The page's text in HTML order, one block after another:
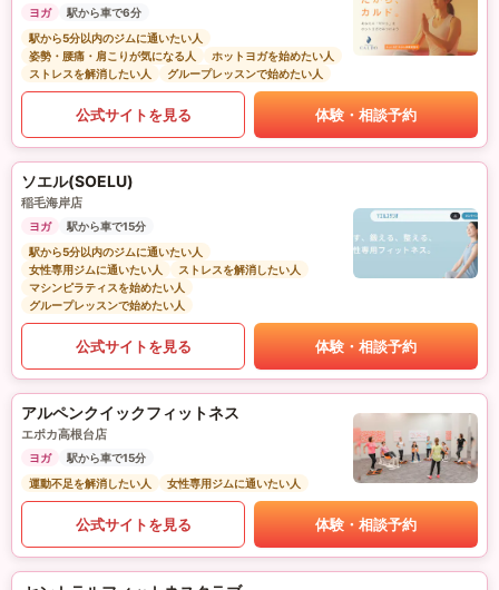
ヨガ
駅から車で6分
駅から5分以内のジムに通いたい人
姿勢・腰痛・肩こりが気になる人
ホットヨガを始めたい人
ストレスを解消したい人
グループレッスンで始めたい人
公式サイトを見る 体験・相談予約
ソエル(SOELU)
稲毛海岸店
ヨガ
駅から車で15分
駅から5分以内のジムに通いたい人
女性専用ジムに通いたい人
ストレスを解消したい人
マシンピラティスを始めたい人
グループレッスンで始めたい人
公式サイトを見る 体験・相談予約
アルペンクイックフィットネス
エポカ高根台店
ヨガ
駅から車で15分
運動不足を解消したい人
女性専用ジムに通いたい人
公式サイトを見る 体験・相談予約